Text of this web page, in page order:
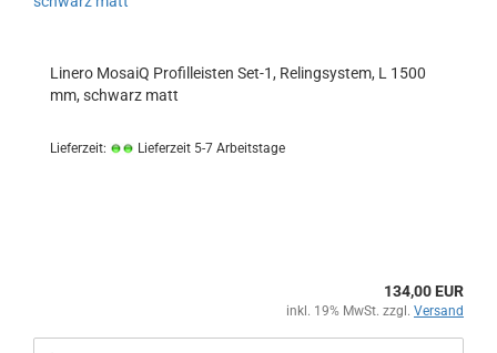
Linero MosaiQ Profilleisten Set-1, Relingsystem, L 1500
mm, schwarz matt
Lieferzeit: Lieferzeit 5-7 Arbeitstage
134,00 EUR
inkl. 19% MwSt. zzgl. Versand